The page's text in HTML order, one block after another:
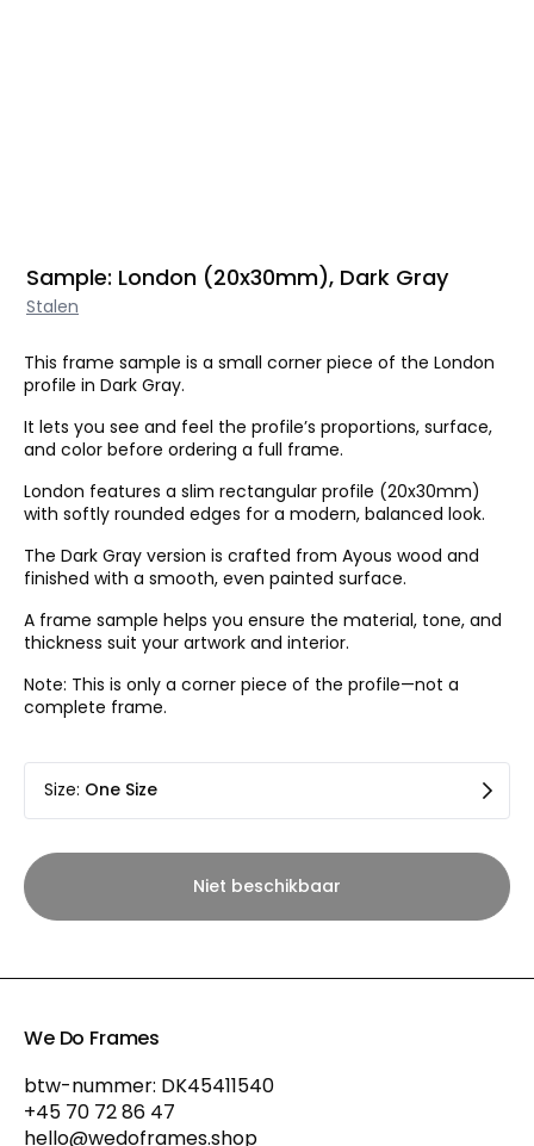
Sample: London (20x30mm), Dark Gray
Stalen
This frame sample is a small corner piece of the London
profile in Dark Gray.
It lets you see and feel the profile’s proportions, surface,
and color before ordering a full frame.
London features a slim rectangular profile (20x30mm)
with softly rounded edges for a modern, balanced look.
The Dark Gray version is crafted from Ayous wood and
finished with a smooth, even painted surface.
A frame sample helps you ensure the material, tone, and
thickness suit your artwork and interior.
Note: This is only a corner piece of the profile—not a
complete frame.
Size: One Size
Niet beschikbaar
We Do Frames
btw-nummer: DK45411540
+45 70 72 86 47
hello@wedoframes.shop